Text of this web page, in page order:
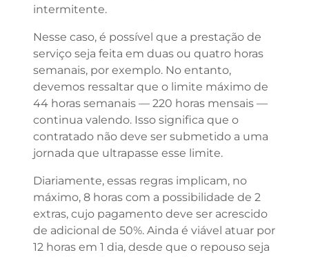
intermitente.
Nesse caso, é possível que a prestação de
serviço seja feita em duas ou quatro horas
semanais, por exemplo. No entanto,
devemos ressaltar que o limite máximo de
44 horas semanais — 220 horas mensais —
continua valendo. Isso significa que o
contratado não deve ser submetido a uma
jornada que ultrapasse esse limite.
Diariamente, essas regras implicam, no
máximo, 8 horas com a possibilidade de 2
extras, cujo pagamento deve ser acrescido
de adicional de 50%. Ainda é viável atuar por
12 horas em 1 dia, desde que o repouso seja